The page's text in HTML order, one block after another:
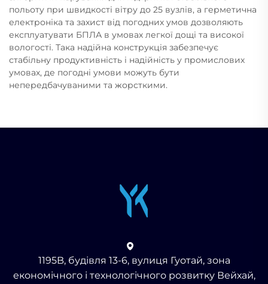
польоту при швидкості вітру до 25 вузлів, а герметична
електроніка та захист від погодних умов дозволяють
експлуатувати БПЛА в умовах легкої дощі та високої
вологості. Така надійна конструкція забезпечує
стабільну продуктивність і надійність у промислових
умовах, де погодні умови можуть бути
непередбачуваними та жорсткими.
1195B, будівля 13-6, вулиця Гуотай, зона
економічного і технологічного розвитку Вейхай,